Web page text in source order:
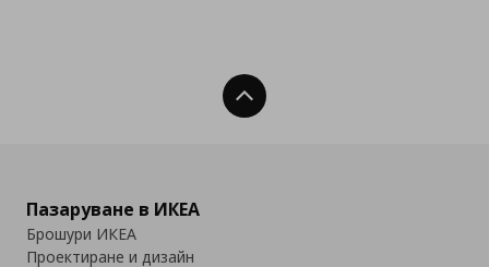
Нагоре
Пазаруване в ИКЕА
Брошури ИКЕА
Проектиране и дизайн